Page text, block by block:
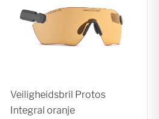
Veiligheidsbril Protos
Integral oranje